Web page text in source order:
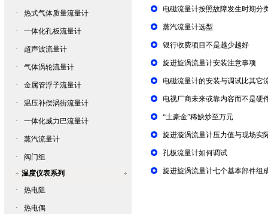
· 热式气体质量流量计
· 一体化孔板流量计
· 超声波流量计
· 气体涡轮流量计
· 金属管浮子流量计
· 温压补偿涡街流量计
· 一体化威力巴流量计
· 蒸汽流量计
·
阀门组
温度仪表系列
·
热电阻
· 热电偶
电磁流量计按照故障发生时期分
蒸汽流量计选型
银行收费项目不是越少越好
旋进旋涡流量计安装注意事项
电磁流量计的安装与调试比其它
电视厂商未来或靠内容而不是硬
“土豪金”稀缺炒至万元
旋进漩涡流量计压力值与现场实
孔板流量计如何调试
旋进旋涡流量计七个基本部件组